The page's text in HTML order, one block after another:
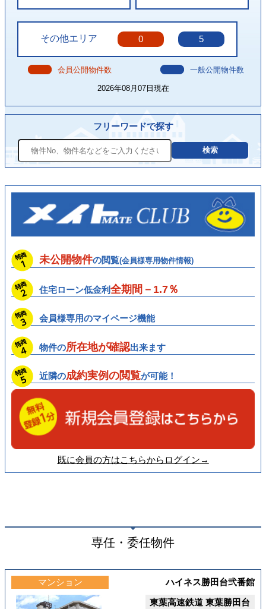
その他エリア 0 5
会員公開物件数 一般公開物件数
2026年08月07日現在
フリーワードで探す
未公開物件の閲覧(会員様専用物件情報)
住宅ローン低金利全期間－1.7％
会員様専用のマイページ機能
物件の所在地が確認出来ます
近隣の成約実例の閲覧が可能！
既に会員の方はこちらからログイン→
専任・委任物件
マンション
ハイネス勝田台弐番館
東葉高速鉄道 東葉勝田台